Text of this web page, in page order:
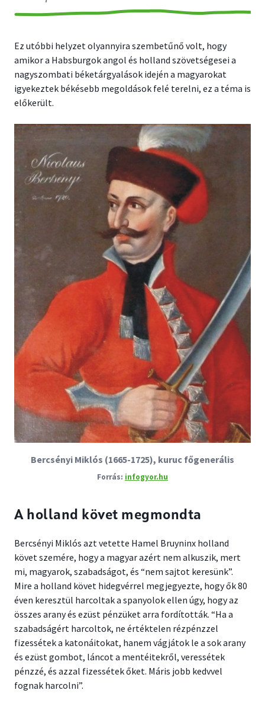
Ez utóbbi helyzet olyannyira szembetűnő volt, hogy
amikor a Habsburgok angol és holland szövetségesei a
nagyszombati béketárgyalások idején a magyarokat
igyekeztek békésebb megoldások felé terelni, ez a téma is
előkerült.
Bercsényi Miklós (1665-1725), kuruc főgenerális
infogyor.hu
A holland követ megmondta
Bercsényi Miklós azt vetette Hamel Bruyninx holland
követ szemére, hogy a magyar azért nem alkuszik, mert
mi, magyarok, szabadságot, és “nem sajtot keresünk”.
Mire a holland követ hidegvérrel megjegyezte, hogy ők 80
éven keresztül harcoltak a spanyolok ellen úgy, hogy az
összes arany és ezüst pénzüket arra fordították. “Ha a
szabadságért harcoltok, ne értéktelen rézpénzzel
fizessétek a katonáitokat, hanem vágjátok le a sok arany
és ezüst gombot, láncot a mentéitekről, veressétek
pénzzé, és azzal fizessétek őket. Máris jobb kedvvel
fognak harcolni”.